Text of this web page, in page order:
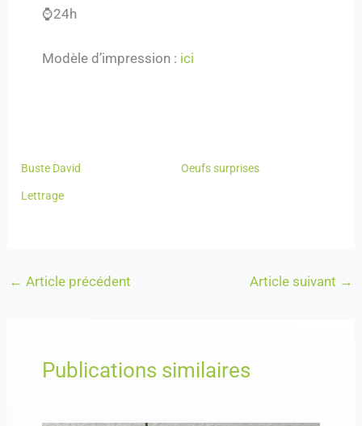
⌚️24h
Modèle d’impression : ici
Buste David Oeufs surprises
Lettrage
← Article précédent Article suivant →
Publications similaires